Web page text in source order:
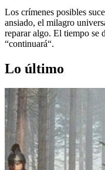
Los crímenes posibles
ansiado, el milagro
reparar algo. El tiempo se
“continuará“.
Lo último